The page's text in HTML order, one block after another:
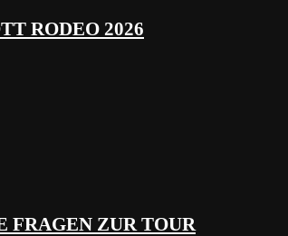
RODEO 2026
FRAGEN ZUR TOUR